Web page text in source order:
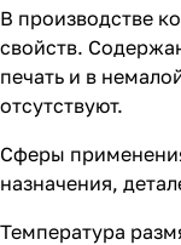
В производстве
свойств.
печать и в
отсутствуют.
Сферы
назначения,
Температура